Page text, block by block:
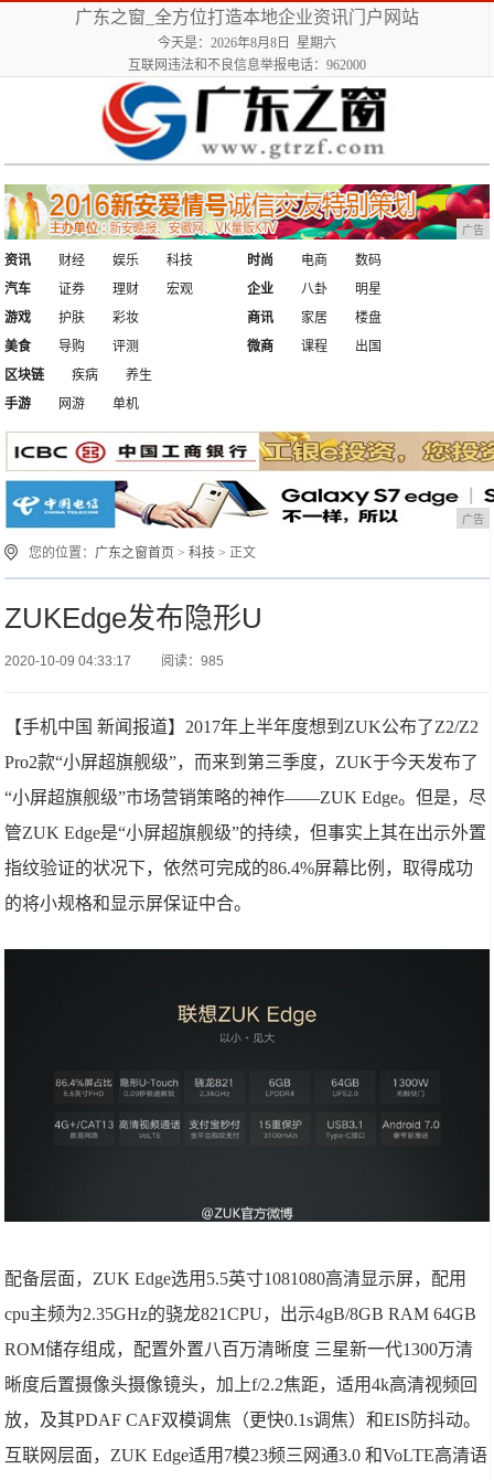
广东之窗_全方位打造本地企业资讯门户网站
今天是：2026年8月8日 星期六
互联网违法和不良信息举报电话：962000
广告
资讯 财经 娱乐
科技
汽车
证券 理财 宏观
时尚 电商
数码
企业
八卦
明星
游戏
护肤
彩妆
美食
导购 评测
商讯 家居
楼盘
微商
课程
出国
区块链
疾病
养生
手游
网游 单机
广告
您的位置： 广东之窗首页 >科技 > 正文
ZUKEdge发布隐形U
2020-10-09 04:33:17 阅读：985
【手机中国 新闻报道】2017年上半年度想到ZUK公布了Z2/Z2
Pro2款“小屏超旗舰级”，而来到第三季度，ZUK于今天发布了
“小屏超旗舰级”市场营销策略的神作——ZUK Edge。但是，尽
管ZUK Edge是“小屏超旗舰级”的持续，但事实上其在出示外置
指纹验证的状况下，依然可完成的86.4%屏幕比例，取得成功
的将小规格和显示屏保证中合。
配备层面，ZUK Edge选用5.5英寸1081080高清显示屏，配用
cpu主频为2.35GHz的骁龙821CPU，出示4gB/8GB RAM 64GB
ROM储存组成，配置外置八百万清晰度 三星新一代1300万清
晰度后置摄像头摄像镜头，加上f/2.2焦距，适用4k高清视频回
放，及其PDAF CAF双模调焦（更快0.1s调焦）和EIS防抖动。
互联网层面，ZUK Edge适用7模23频三网通3.0 和VoLTE高清语